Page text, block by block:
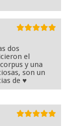
dos
el
y una
son un
de ♥️